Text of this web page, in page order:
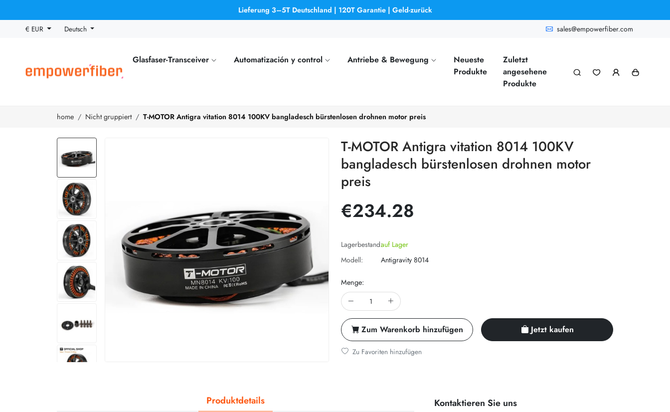
Lieferung 3–5T Deutschland | 120T Garantie | Geld-zurück
€ EUR
Deutsch sales@empowerfiber.com
Glasfaser-Transceiver Automatización y control Antriebe & Bewegung
Neueste
Produkte
Zuletzt
angesehene
Produkte
home Nicht gruppiert T-MOTOR Antigra vitation 8014 100KV bangladesch bürstenlosen drohnen motor preis
T-MOTOR Antigra vitation 8014 100KV
bangladesch bürstenlosen drohnen motor
preis
€234.28
Lagerbestand:auf Lager
Modell:
Antigravity 8014
Menge:
Zum Warenkorb hinzufügen Jetzt kaufen
Zu Favoriten hinzufügen
Produktdetails Kontaktieren Sie uns